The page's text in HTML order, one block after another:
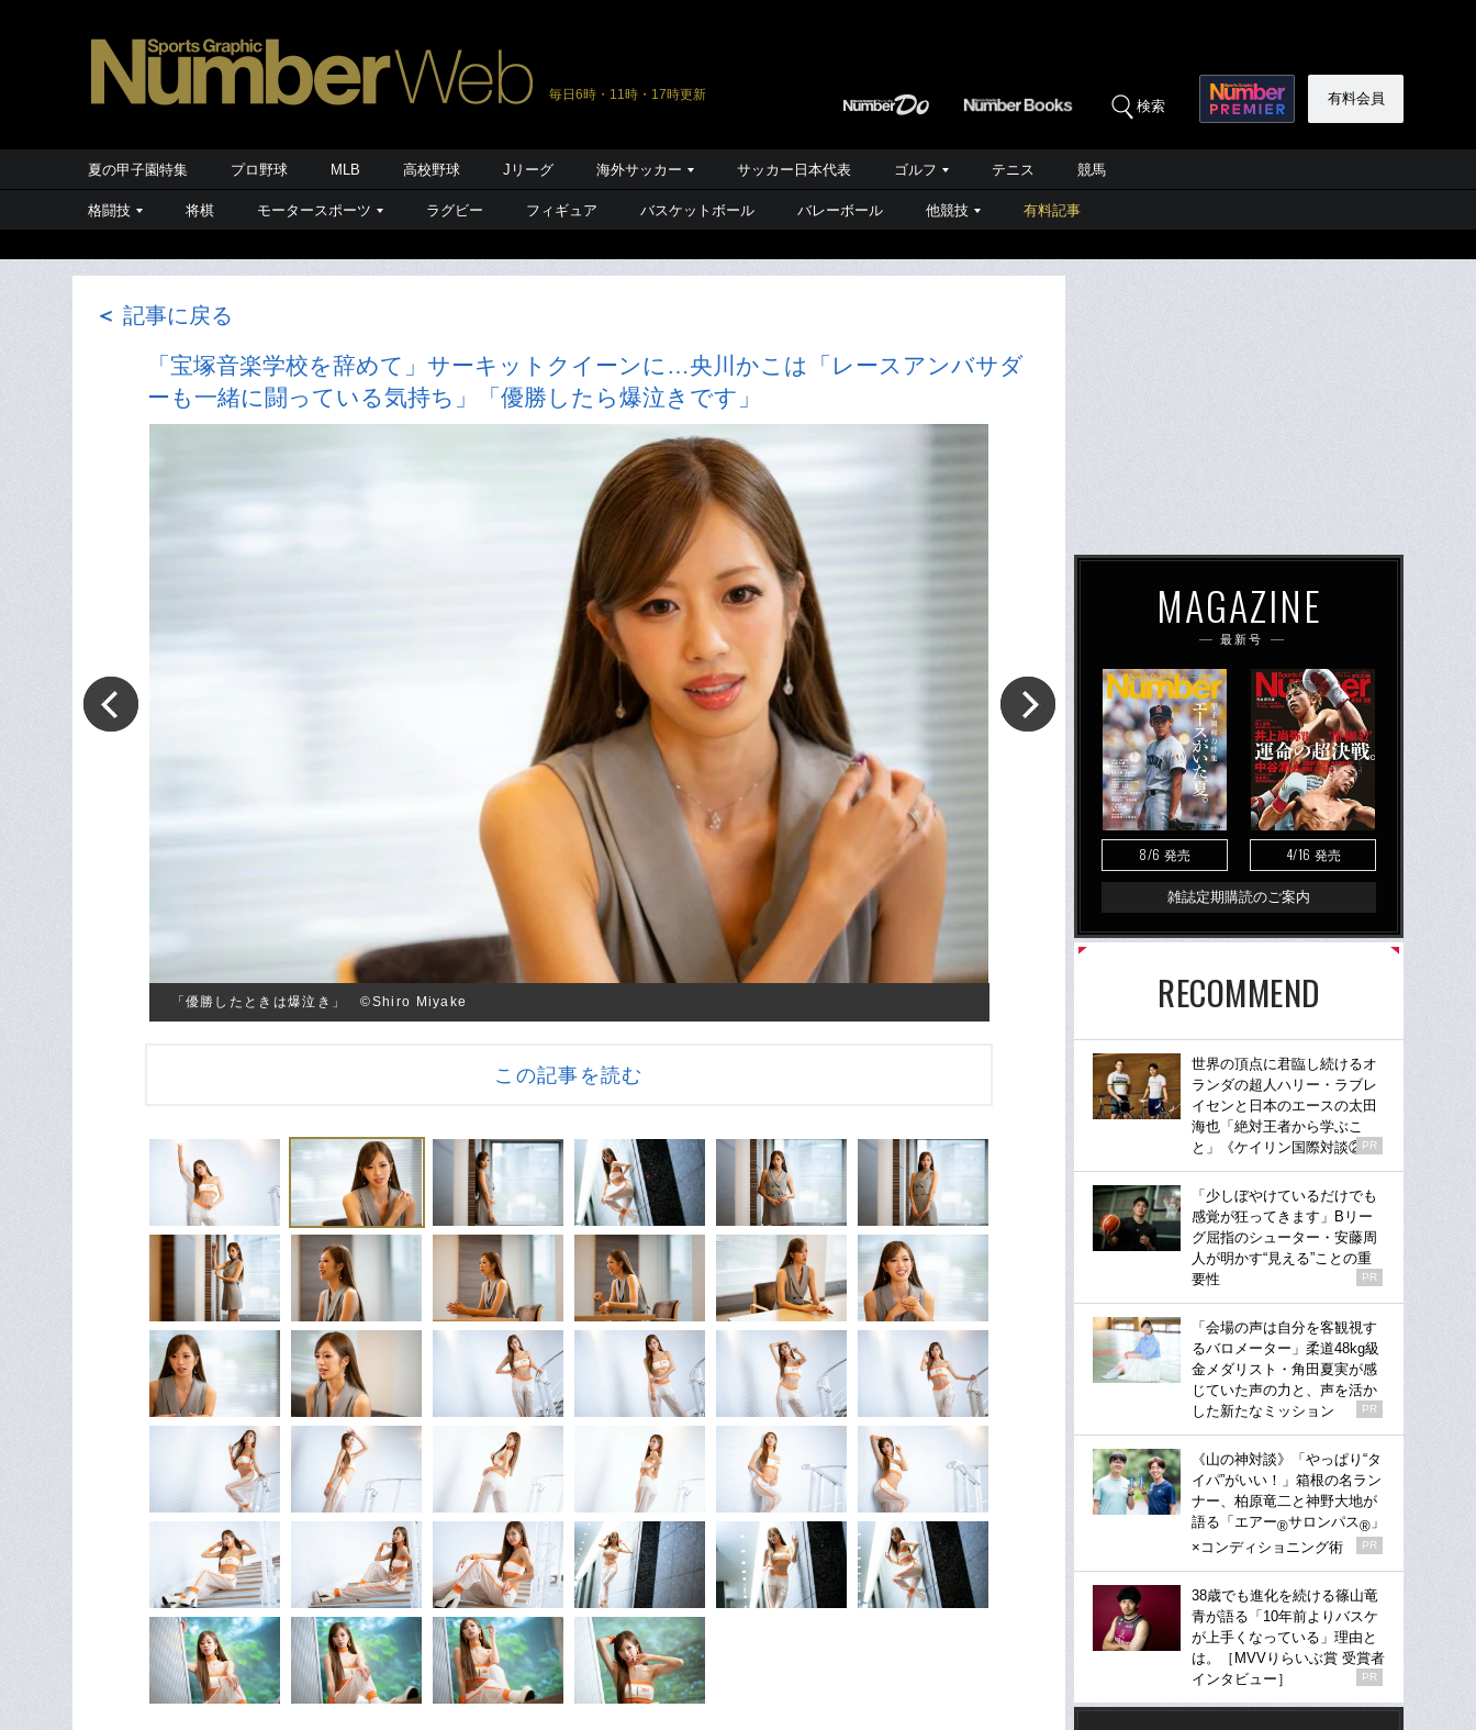
毎日6時・11時・17時更新
検索 有料会員
夏の甲子園特集 プロ野球 MLB 高校野球 Jリーグ 海外サッカー サッカー日本代表 ゴルフ テニス 競馬
格闘技 将棋 モータースポーツ ラグビー フィギュア バスケットボール バレーボール 他競技 有料記事
＜ 記事に戻る
「宝塚音楽学校を辞めて」サーキットクイーンに…央川かこは「レースアンバサダ
ーも一緒に闘っている気持ち」「優勝したら爆泣きです」
「優勝したときは爆泣き」 ©Shiro Miyake
この記事を読む
MAGAZINE
最新号
8/6 発売 4/16 発売
雑誌定期購読のご案内
RECOMMEND
世界の頂点に君臨し続けるオ
ランダの超人ハリー・ラブレ
イセンと日本のエースの太田
海也「絶対王者から学ぶこ
と」《ケイリン国際対談②》
PR
「少しぼやけているだけでも
感覚が狂ってきます」Bリー
グ屈指のシューター・安藤周
人が明かす“見える”ことの重
要性
PR
「会場の声は自分を客観視す
るバロメーター」柔道48kg級
金メダリスト・角田夏実が感
じていた声の力と、声を活か
した新たなミッション
PR
《山の神対談》「やっぱり“タ
イパ”がいい！」箱根の名ラン
ナー、柏原竜二と神野大地が
語る「エアー®サロンパス® 」
×コンディショニング術
PR
38歳でも進化を続ける篠山竜
青が語る「10年前よりバスケ
が上手くなっている」理由と
は。［MVVりらいぶ賞 受賞者
インタビュー］
PR